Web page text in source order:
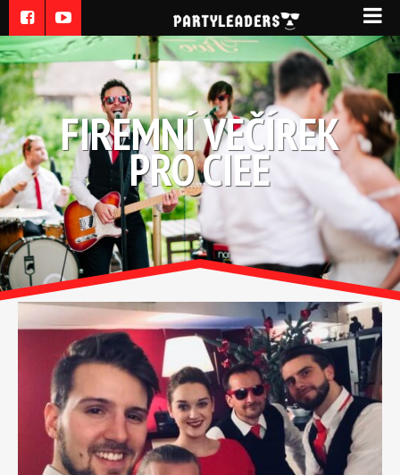
FIREMNÍ VEČÍREK
PRO CIEE